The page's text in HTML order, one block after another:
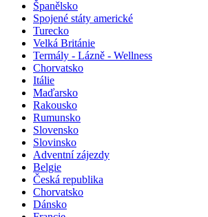
Španělsko
Spojené státy americké
Turecko
Velká Británie
Termály - Lázně - Wellness
Chorvatsko
Itálie
Maďarsko
Rakousko
Rumunsko
Slovensko
Slovinsko
Adventní zájezdy
Belgie
Česká republika
Chorvatsko
Dánsko